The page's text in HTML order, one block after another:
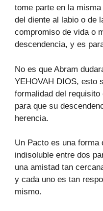
tome parte en la
del diente al labio o de
compromiso de vida o
descendencia, y es
No es que Abram
YEHOVAH DIOS, esto
formalidad del
para que su
herencia.
Un Pacto es una forma
indisoluble entre dos
una amistad tan
y cada uno es tan
mismo.